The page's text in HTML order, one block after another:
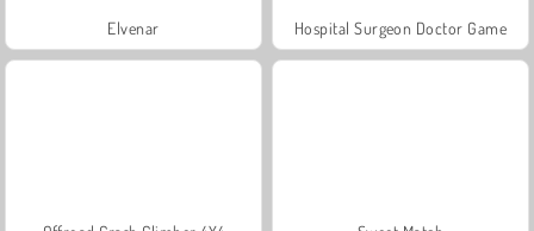
Elvenar Hospital Surgeon Doctor Game